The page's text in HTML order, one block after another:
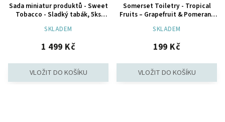
Sada miniatur produktů - Sweet
Tobacco - Sladký tabák, 5ks
SKLADEM
1 499 Kč
Somerset Toiletry - Tropical
Fruits – Grapefruit & Pomeranč
SKLADEM
199 Kč